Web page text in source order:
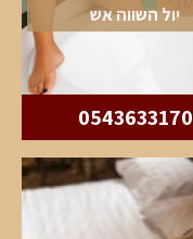
יול השווה אש
0543633170